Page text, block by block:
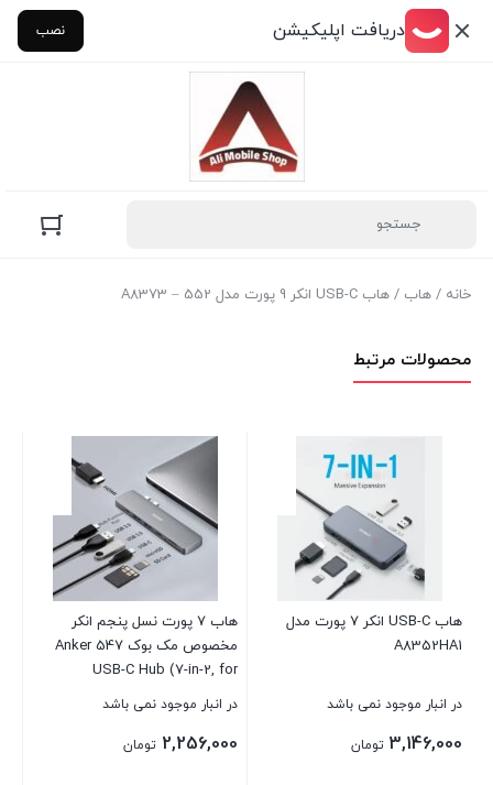
دریافت اپلیکیشن نصب
خانه / هاب / هاب USB-C انکر 9 پورت مدل A8373 – 552
محصولات مرتبط
هاب USB-C انکر 7 پورت مدل
A8352HA1
در انبار موجود نمی باشد
3,146,000 تومان
هاب 7 پورت نسل پنجم انکر
مخصوص مک بوک Anker 547
USB-C Hub (7-in-2, for
MacBook) – مدل A8371
در انبار موجود نمی باشد
2,256,000 تومان